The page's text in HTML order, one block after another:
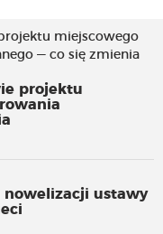
projektu
nowelizacji ustawy